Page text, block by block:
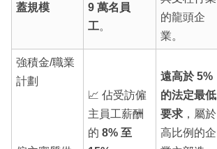
蓋規模
9 萬名員
工。
的龍頭企
業。
強積金/職業
計劃
📈 佔受訪僱
主員工薪酬
的 8% 至
遠高於 5%
的法定最低
要求，屬於
高比例的企